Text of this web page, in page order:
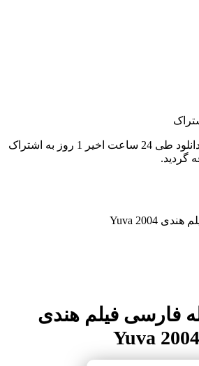
با توجه به مشکل دانلود طی 24 ساعت اخیر 1 روز به اشتراک
گردید.
فارسی فیلم هندی
Yuva 2004